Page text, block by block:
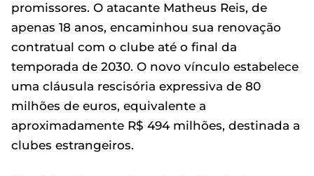
promissores. O atacante Matheus Reis, de
apenas 18 anos, encaminhou sua renovação
contratual com o clube até o final da
temporada de 2030. O novo vínculo estabelece
uma cláusula rescisória expressiva de 80
milhões de euros, equivalente a
aproximadamente R$ 494 milhões, destinada a
clubes estrangeiros.